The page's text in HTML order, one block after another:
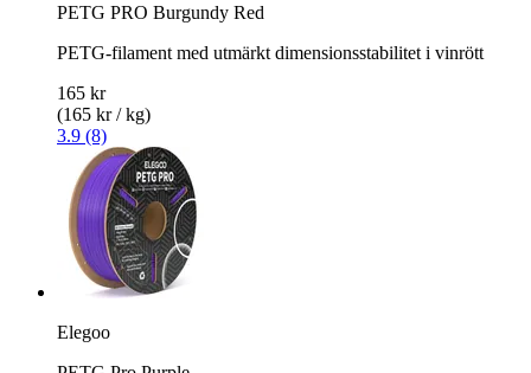
PETG PRO Burgundy Red
PETG-filament med utmärkt dimensionsstabilitet i vinrött
165 kr
(165 kr / kg)
3.9 (8)
Elegoo